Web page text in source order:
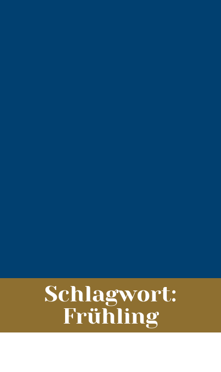
Schlagwort:
Frühling